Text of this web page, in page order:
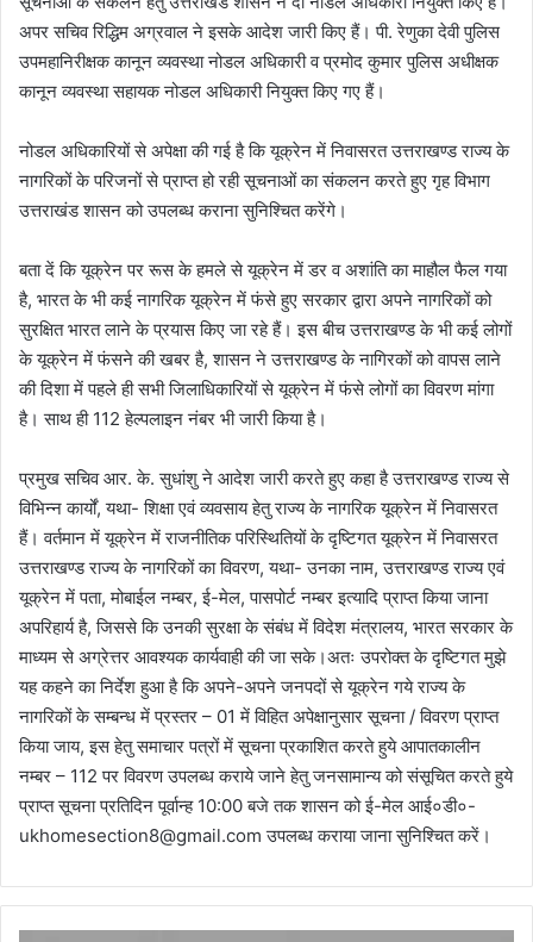
अपर सचिव रिद्धिम अग्रवाल ने इसके आदेश जारी किए हैं। पी. रेणुका देवी पुलिस
उपमहानिरीक्षक कानून व्यवस्था नोडल अधिकारी व प्रमोद कुमार पुलिस अधीक्षक
कानून व्यवस्था सहायक नोडल अधिकारी नियुक्त किए गए हैं।
नोडल अधिकारियों से अपेक्षा की गई है कि यूक्रेन में निवासरत उत्तराखण्ड राज्य के
नागरिकों के परिजनों से प्राप्त हो रही सूचनाओं का संकलन करते हुए गृह विभाग
उत्तराखंड शासन को उपलब्ध कराना सुनिश्चित करेंगे।
बता दें कि यूक्रेन पर रूस के हमले से यूक्रेन में डर व अशांति का माहौल फैल गया
है, भारत के भी कई नागरिक यूक्रेन में फंसे हुए सरकार द्वारा अपने नागरिकों को
सुरक्षित भारत लाने के प्रयास किए जा रहे हैं। इस बीच उत्तराखण्ड के भी कई लोगों
के यूक्रेन में फंसने की खबर है, शासन ने उत्तराखण्ड के नागिरकों को वापस लाने
की दिशा में पहले ही सभी जिलाधिकारियों से यूक्रेन में फंसे लोगों का विवरण मांगा
है। साथ ही 112 हेल्पलाइन नंबर भी जारी किया है।
प्रमुख सचिव आर. के. सुधांशु ने आदेश जारी करते हुए कहा है उत्तराखण्ड राज्य से
विभिन्न कार्यों, यथा- शिक्षा एवं व्यवसाय हेतु राज्य के नागरिक यूक्रेन में निवासरत
हैं। वर्तमान में यूक्रेन में राजनीतिक परिस्थितियों के दृष्टिगत यूक्रेन में निवासरत
उत्तराखण्ड राज्य के नागरिकों का विवरण, यथा- उनका नाम, उत्तराखण्ड राज्य एवं
यूक्रेन में पता, मोबाईल नम्बर, ई-मेल, पासपोर्ट नम्बर इत्यादि प्राप्त किया जाना
अपरिहार्य है, जिससे कि उनकी सुरक्षा के संबंध में विदेश मंत्रालय, भारत सरकार के
माध्यम से अग्रेत्तर आवश्यक कार्यवाही की जा सके।अतः उपरोक्त के दृष्टिगत मुझे
यह कहने का निर्देश हुआ है कि अपने-अपने जनपदों से यूक्रेन गये राज्य के
नागरिकों के सम्बन्ध में प्रस्तर – 01 में विहित अपेक्षानुसार सूचना / विवरण प्राप्त
किया जाय, इस हेतु समाचार पत्रों में सूचना प्रकाशित करते हुये आपातकालीन
नम्बर – 112 पर विवरण उपलब्ध कराये जाने हेतु जनसामान्य को संसूचित करते हुये
प्राप्त सूचना प्रतिदिन पूर्वान्ह 10:00 बजे तक शासन को ई-मेल आई०डी०-
ukhomesection8@gmail.com उपलब्ध कराया जाना सुनिश्चित करें।